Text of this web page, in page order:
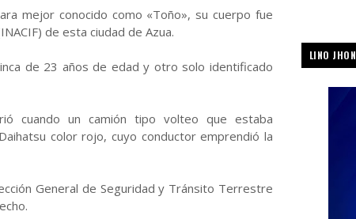
mejor conocido como «Toño», su cuerpo fue
de esta ciudad de Azua.
de 23 años de edad y otro solo identificado
cuando un camión tipo volteo que estaba
color rojo, cuyo conductor emprendió la
General de Seguridad y Tránsito Terrestre
LINO JHON